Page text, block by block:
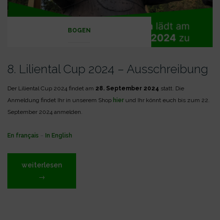
BOGEN
8. Liliental Cup 2024 – Ausschreibung
Der Liliental Cup 2024 findet am 28. September 2024 statt. Die
Anmeldung findet Ihr in unserem Shop hier und Ihr könnt euch bis zum 22.
September 2024 anmelden.
En français – In English
„8.
Liliental
Cup
weiterlesen
→